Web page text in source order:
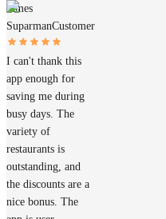
James
SuparmanCustomer
I can't thank this
app enough for
saving me during
busy days. The
variety of
restaurants is
outstanding, and
the discounts are a
nice bonus. The